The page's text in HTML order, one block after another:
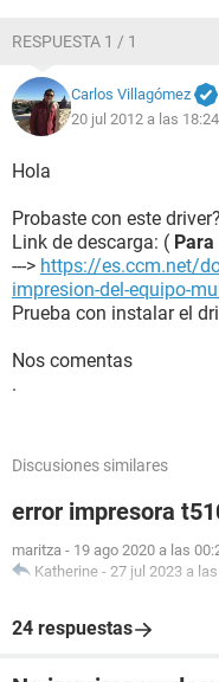
RESPUESTA 1 / 1
Carlos Villagómez
20 jul 2012 a las 18:24
Hola
Probaste con este driver?
Link de descarga: ( Para
---> https://es.ccm.net/
impresion-del-equipo-
Prueba con instalar el
Nos comentas
.
Discusiones similares
error impresora
maritza - 19 ago 2020 a las
Katherine - 27 jul 2023 a
24 respuestas